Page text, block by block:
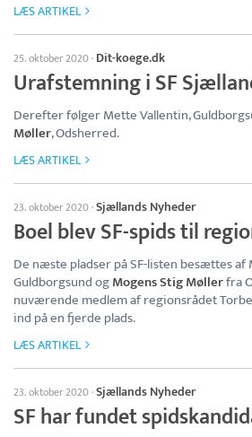
LÆS ARTIKEL
25. oktober 2020· Dit-koege.dk
Urafstemning i SF
Derefter følger Mette Vallentin,
Møller, Odsherred.
LÆS ARTIKEL
23. oktober 2020·Sjællands Nyheder
Boel blev SF-spids til
De næste pladser på SF-listen besættes
Guldborgsund ogMogens Stig Møllerfra
nuværende medlem af regionsrådet
ind på en fjerde plads.
LÆS ARTIKEL
23. oktober 2020·Sjællands Nyheder
SF har fundet